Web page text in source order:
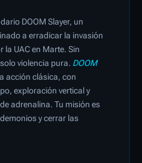
DOOM Slayer, un
a erradicar la invasión
UAC en Marte. Sin
violencia pura. DOOM
acción clásica, con
exploración vertical y
adrenalina. Tu misión es
y cerrar las